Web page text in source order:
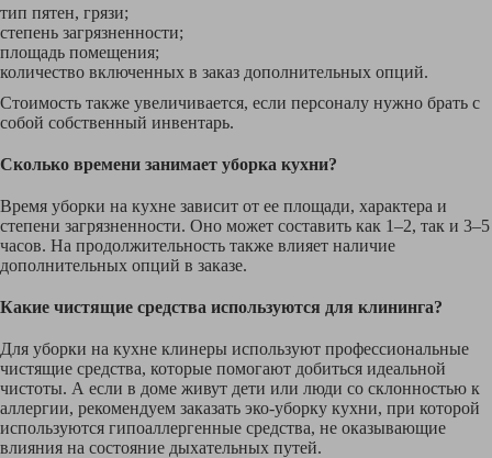
тип пятен, грязи;
степень загрязненности;
площадь помещения;
количество включенных в заказ дополнительных опций.
Стоимость также увеличивается, если персоналу нужно брать с
собой собственный инвентарь.
Сколько времени занимает уборка кухни?
Время уборки на кухне зависит от ее площади, характера и
степени загрязненности. Оно может составить как 1–2, так и 3–5
часов. На продолжительность также влияет наличие
дополнительных опций в заказе.
Какие чистящие средства используются для клининга?
Для уборки на кухне клинеры используют профессиональные
чистящие средства, которые помогают добиться идеальной
чистоты. А если в доме живут дети или люди со склонностью к
аллергии, рекомендуем заказать эко-уборку кухни, при которой
используются гипоаллергенные средства, не оказывающие
влияния на состояние дыхательных путей.